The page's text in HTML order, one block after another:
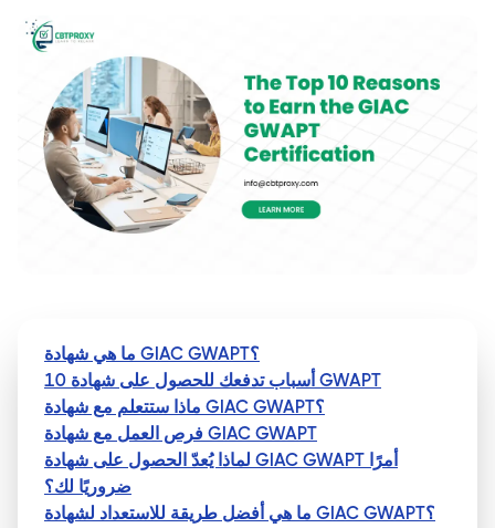
ما هي شهادة GIAC GWAPT؟
10 أسباب تدفعك للحصول على شهادة GWAPT
ماذا ستتعلم مع شهادة GIAC GWAPT؟
فرص العمل مع شهادة GIAC GWAPT
لماذا يُعدّ الحصول على شهادة GIAC GWAPT أمرًا
ضروريًا لك؟
ما هي أفضل طريقة للاستعداد لشهادة GIAC GWAPT؟